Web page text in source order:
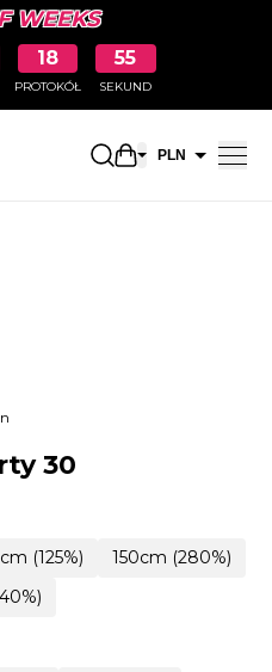
WEEKS
18
PROTOKÓŁ
55
SEKUND
Otwarty koszyk
PLN
30
(125%)
150cm (280%)